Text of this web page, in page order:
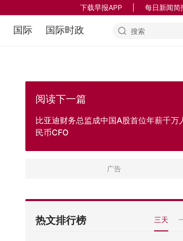
下载早报APP 每日新闻简
国际 国际时政
阅读下一篇
比亚迪财务总监成中国A股首位年薪千万
民币CFO
热文排行榜 三天